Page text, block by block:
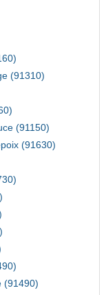
(91310)
(91150)
(91630)
(91490)